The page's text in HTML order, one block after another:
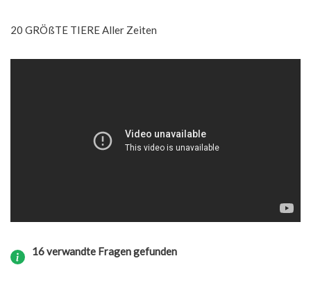
20 GRÖßTE TIERE Aller Zeiten
16 verwandte Fragen gefunden